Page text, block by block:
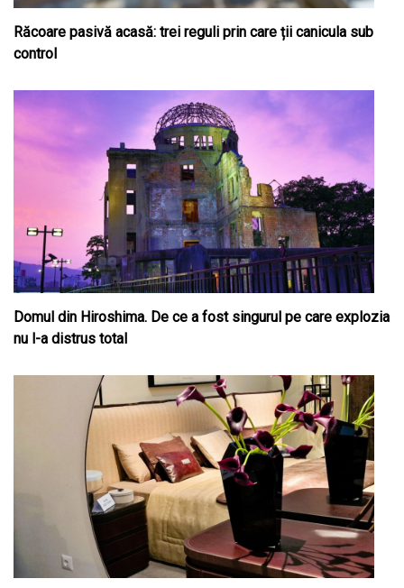
Răcoare pasivă acasă: trei reguli prin care ții canicula sub
control
Domul din Hiroshima. De ce a fost singurul pe care explozia
nu l-a distrus total